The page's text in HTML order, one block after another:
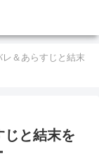
レ＆あらすじと結末
じと結末を